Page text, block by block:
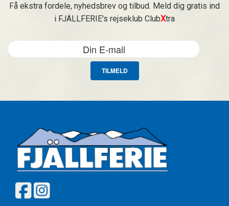
Få ekstra fordele, nyhedsbrev og tilbud. Meld dig gratis ind
i FJÄLLFERIE's rejseklub ClubXtra
TILMELD